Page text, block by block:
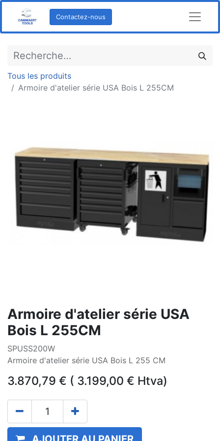
Contactez-nous
Tous les produits
Armoire d'atelier série USA Bois L 255CM
Armoire d'atelier série USA
Bois L 255CM
SPUSS200W
Armoire d'atelier série USA Bois L 255 CM
3.870,79 € ( 3.199,00 € Htva)